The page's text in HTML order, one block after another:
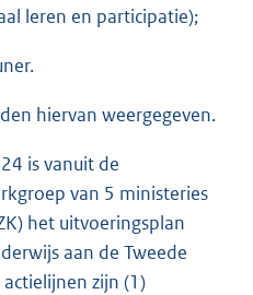
leren en participatie);
hiervan weergegeven.
is vanuit de
van 5 ministeries
het uitvoeringsplan
aan de Tweede
zijn (1)